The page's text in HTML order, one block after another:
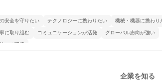
安全を守りたい テクノロジーに携わりたい 機械・機器に携わり
に取り組む コミュニケーションが活発 グローバル志向が強い
てる環境
企業を知る